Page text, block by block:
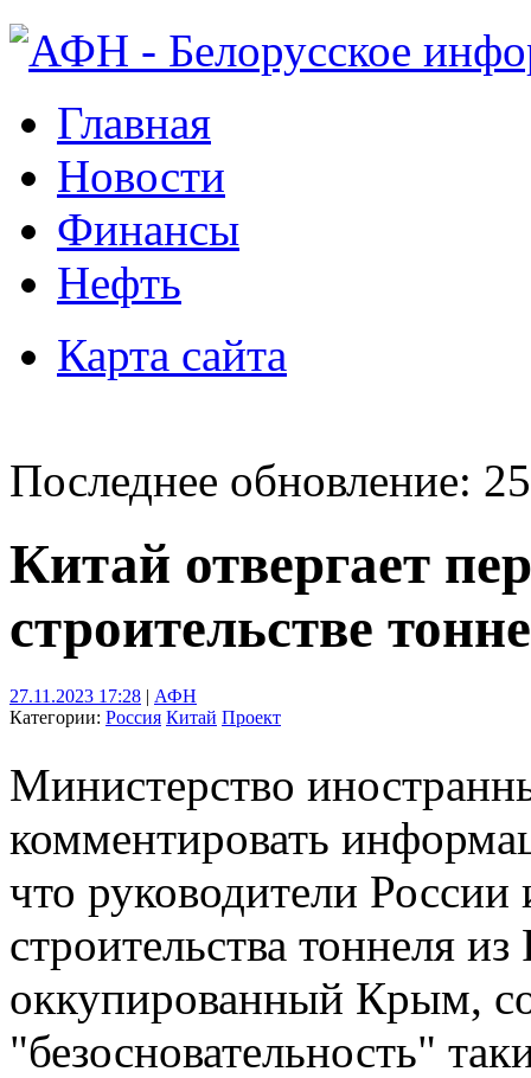
Главная
Новости
Финансы
Нефть
Карта сайта
Последнее обновление:
Китай отвергает
строительстве
27.11.2023 17:28 | АФН
Категории: Россия Китай Проект
Министерство
комментировать
что руководители
строительства тоннеля
оккупированный Крым,
"безосновательность"